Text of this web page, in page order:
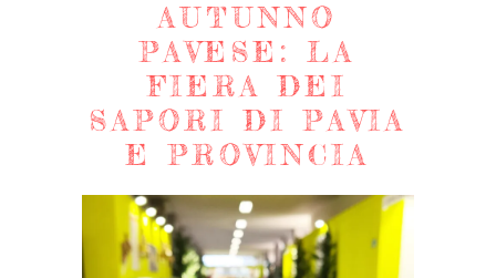
AUTUNNO
PAVESE: LA
FIERA DEI
SAPORI DI PAVIA
E PROVINCIA